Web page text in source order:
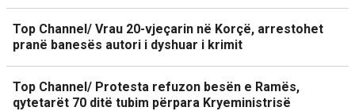
Top Channel/ Vrau 20-vjeçarin në Korçë, arrestohet
pranë banesës autori i dyshuar i krimit
Top Channel/ Protesta refuzon besën e Ramës,
qytetarët 70 ditë tubim përpara Kryeministrisë